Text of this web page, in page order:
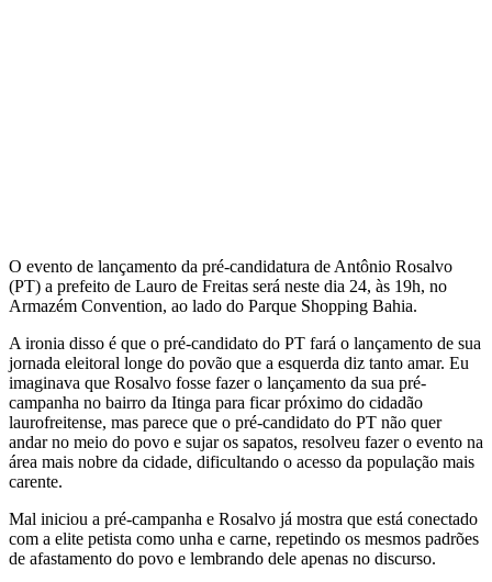
O evento de lançamento da pré-candidatura de Antônio Rosalvo
(PT) a prefeito de Lauro de Freitas será neste dia 24, às 19h, no
Armazém Convention, ao lado do Parque Shopping Bahia.
A ironia disso é que o pré-candidato do PT fará o lançamento de sua
jornada eleitoral longe do povão que a esquerda diz tanto amar. Eu
imaginava que Rosalvo fosse fazer o lançamento da sua pré-
campanha no bairro da Itinga para ficar próximo do cidadão
laurofreitense, mas parece que o pré-candidato do PT não quer
andar no meio do povo e sujar os sapatos, resolveu fazer o evento na
área mais nobre da cidade, dificultando o acesso da população mais
carente.
Mal iniciou a pré-campanha e Rosalvo já mostra que está conectado
com a elite petista como unha e carne, repetindo os mesmos padrões
de afastamento do povo e lembrando dele apenas no discurso.